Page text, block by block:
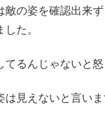
敵の姿を確認出来
た。
るんじゃないと怒
見えないと言いま